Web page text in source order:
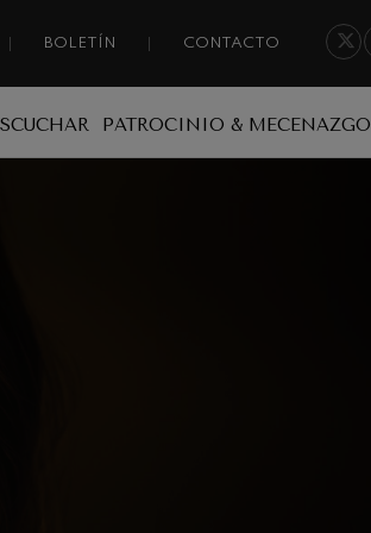
BOLETÍN CONTACTO
PATROCINIO & MECENAZGO